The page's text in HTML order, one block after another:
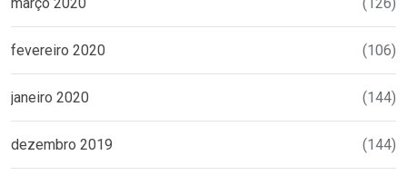
fevereiro 2020 (106)
janeiro 2020 (144)
dezembro 2019 (144)